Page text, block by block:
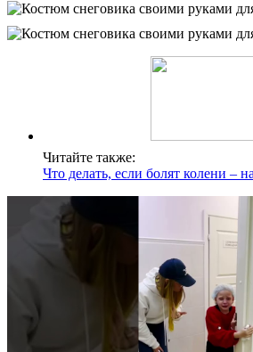
Читайте также:
Что делать, если болят колени –